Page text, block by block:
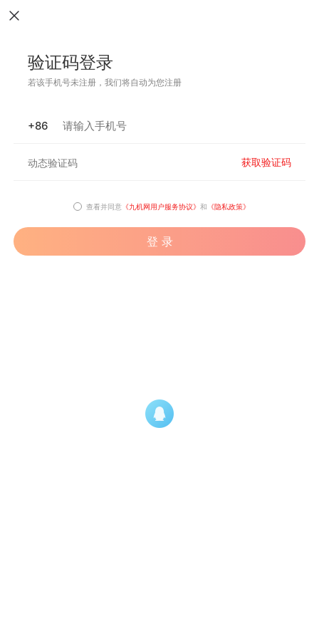
验证码登录
若该手机号未注册，我们将自动为您注册
+86
获取验证码
查看并同意 《九机网用户服务协议》 和 《隐私政策》
登 录